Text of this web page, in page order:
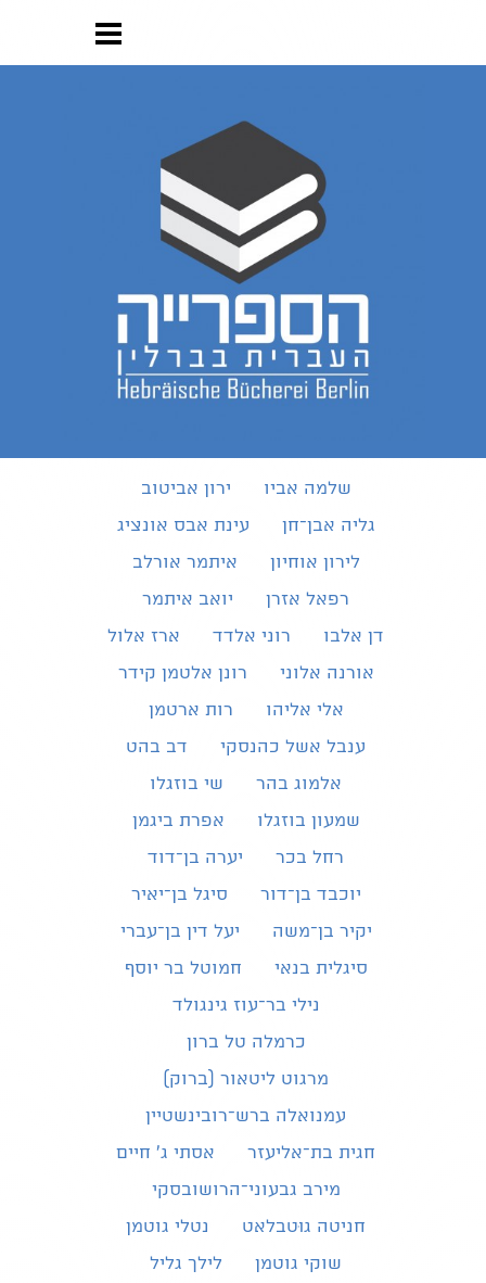
שלמה אביו
ירון אביטוב
גליה אבן־חן
עינת אבס אונציג
לירון אוחיון
איתמר אורלב
רפאל אזרן
יואב איתמר
דן אלבו
רוני אלדד
ארז אלול
אורנה אלוני
רונן אלטמן קידר
אלי אליהו
רות ארטמן
ענבל אשל כהנסקי
דב בהט
אלמוג בהר
שי בוזגלו
שמעון בוזגלו
אפרת ביגמן
רחל בכר
יערה בן־דוד
יוכבד בן־דור
סיגל בן־יאיר
יקיר בן־משה
יעל דין בן־עברי
סיגלית בנאי
חמוטל בר יוסף
נילי בר־עוז גינגולד
כרמלה טל ברון
מרגוט ליטאור (ברוק)
עמנואלה ברש־רובינשטיין
חגית בת־אליעזר
אסתי ג׳ חיים
מירב גבעוני־הרושובסקי
חניטה גוּטבלאט
נטלי גוטמן
שוקי גוטמן
לילך גליל